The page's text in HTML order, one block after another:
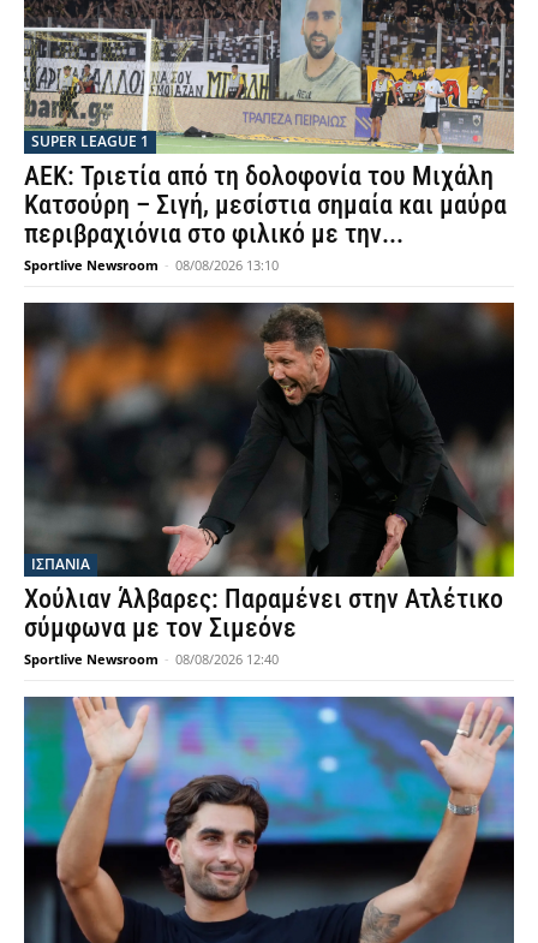
SUPER LEAGUE 1
ΑΕΚ: Τριετία από τη δολοφονία του Μιχάλη
Κατσούρη – Σιγή, μεσίστια σημαία και μαύρα
περιβραχιόνια στο φιλικό με την...
Sportlive Newsroom - 08/08/2026 13:10
ΙΣΠΑΝΙΑ
Χούλιαν Άλβαρες: Παραμένει στην Ατλέτικο
σύμφωνα με τον Σιμεόνε
Sportlive Newsroom - 08/08/2026 12:40